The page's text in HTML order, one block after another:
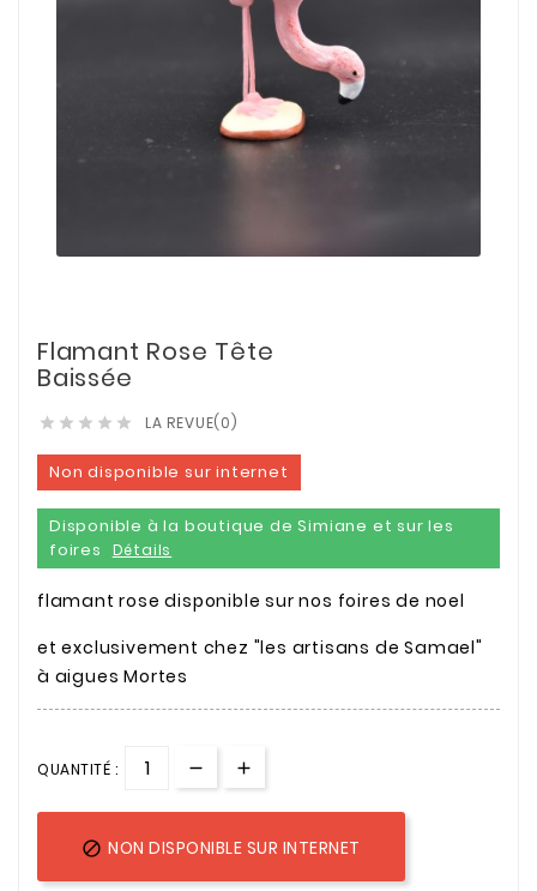
Flamant Rose Tête
Baissée
     LA REVUE(0)
Non disponible sur internet
Disponible à la boutique de Simiane et sur les
foires
Détails
flamant rose disponible sur nos foires de noel
et exclusivement chez "les artisans de Samael"
à aigues Mortes
QUANTITÉ :
 NON DISPONIBLE SUR INTERNET